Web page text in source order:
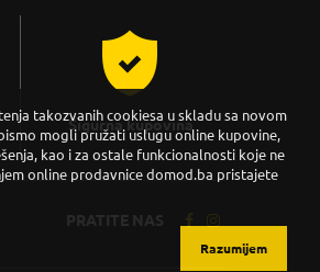
Sigurna kupovina
PRATITE NAS
takozvanih cookiesa u skladu sa novom
mogli pružati uslugu online kupovine,
kao i za ostale funkcionalnosti koje ne
online prodavnice domod.ba pristajete
Razumijem